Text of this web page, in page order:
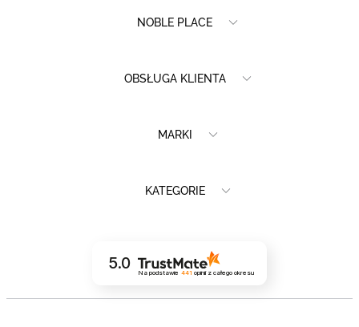
NOBLE PLACE
OBSŁUGA KLIENTA
MARKI
KATEGORIE
5.0
Na podstawie 441 opinii z całego okresu